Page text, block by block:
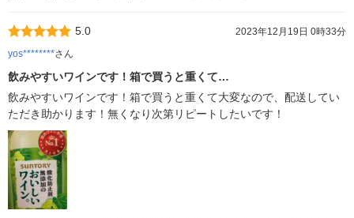
5.0
2023年12月19日 0時33分
yos********さん
飲みやすいワインです！箱で買うと重くて…
飲みやすいワインです！箱で買うと重くて大変なので、配送してい
ただき助かります！無くなり次第リピートしたいです！